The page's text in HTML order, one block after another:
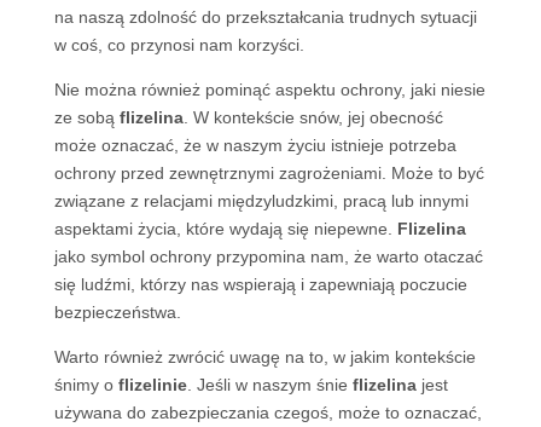
na naszą zdolność do przekształcania trudnych sytuacji
w coś, co przynosi nam korzyści.
Nie można również pominąć aspektu ochrony, jaki niesie
ze sobą flizelina. W kontekście snów, jej obecność
może oznaczać, że w naszym życiu istnieje potrzeba
ochrony przed zewnętrznymi zagrożeniami. Może to być
związane z relacjami międzyludzkimi, pracą lub innymi
aspektami życia, które wydają się niepewne. Flizelina
jako symbol ochrony przypomina nam, że warto otaczać
się ludźmi, którzy nas wspierają i zapewniają poczucie
bezpieczeństwa.
Warto również zwrócić uwagę na to, w jakim kontekście
śnimy o flizelinie. Jeśli w naszym śnie flizelinajest
używana do zabezpieczania czegoś, może to oznaczać,